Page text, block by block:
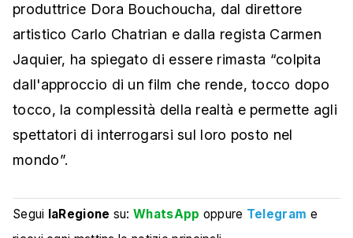
produttrice Dora Bouchoucha, dal direttore
artistico Carlo Chatrian e dalla regista Carmen
Jaquier, ha spiegato di essere rimasta “colpita
dall'approccio di un film che rende, tocco dopo
tocco, la complessità della realtà e permette agli
spettatori di interrogarsi sul loro posto nel
mondo”.
Segui laRegione su:WhatsApp oppure Telegram e